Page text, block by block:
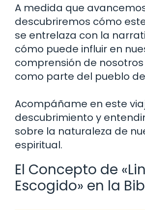
A medida que
descubriremos cómo
se entrelaza con la
cómo puede influir en
comprensión de
como parte del pueblo de
Acompáñame en este
descubrimiento y
sobre la naturaleza de
espiritual.
El Concepto de
Escogido» en la